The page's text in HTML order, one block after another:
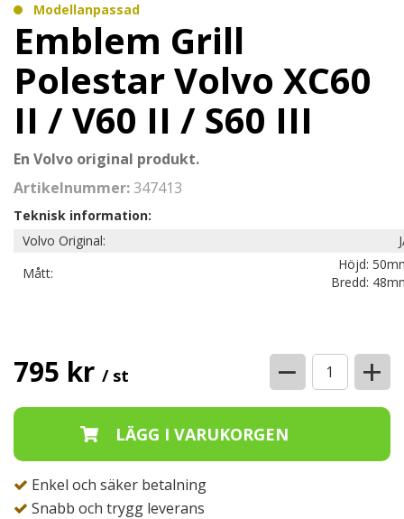
Modellanpassad
Emblem Grill
Polestar Volvo XC60
II / V60 II / S60 III
En Volvo original produkt.
Artikelnummer:347413
Teknisk information:
Volvo Original:
Mått:
Höjd:
Bredd:
795 kr / st − +
Enkel och säker betalning
Snabb och trygg leverans